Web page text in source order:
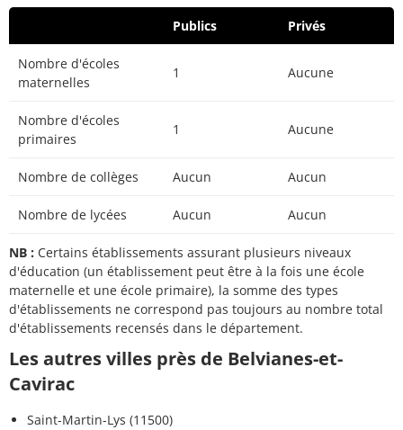
Publics Privés
Nombre d'écoles
maternelles
1 Aucune
Nombre d'écoles
primaires
1 Aucune
Nombre de collèges Aucun Aucun
Nombre de lycées Aucun Aucun
NB : Certains établissements assurant plusieurs niveaux
d'éducation (un établissement peut être à la fois une école
maternelle et une école primaire), la somme des types
d'établissements ne correspond pas toujours au nombre total
d'établissements recensés dans le département.
Les autres villes près de Belvianes-et-
Cavirac
Saint-Martin-Lys (11500)